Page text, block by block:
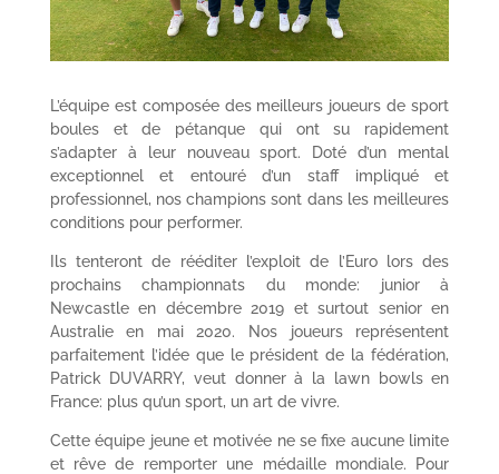
L’équipe est composée des meilleurs joueurs de sport
boules et de pétanque qui ont su rapidement
s’adapter à leur nouveau sport. Doté d’un mental
exceptionnel et entouré d’un staff impliqué et
professionnel, nos champions sont dans les meilleures
conditions pour performer.
Ils tenteront de rééditer l’exploit de l’Euro lors des
prochains championnats du monde: junior à
Newcastle en décembre 2019 et surtout senior en
Australie en mai 2020. Nos joueurs représentent
parfaitement l’idée que le président de la fédération,
Patrick DUVARRY, veut donner à la lawn bowls en
France: plus qu’un sport, un art de vivre.
Cette équipe jeune et motivée ne se fixe aucune limite
et rêve de remporter une médaille mondiale. Pour